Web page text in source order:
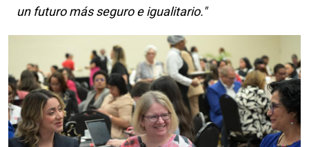
un futuro más seguro e igualitario."